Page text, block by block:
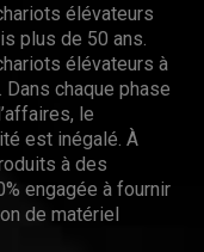
élévateurs
plus de 50 ans.
élévateurs à
chaque phase
le
est inégalé. À
à des
engagée à fournir
de matériel